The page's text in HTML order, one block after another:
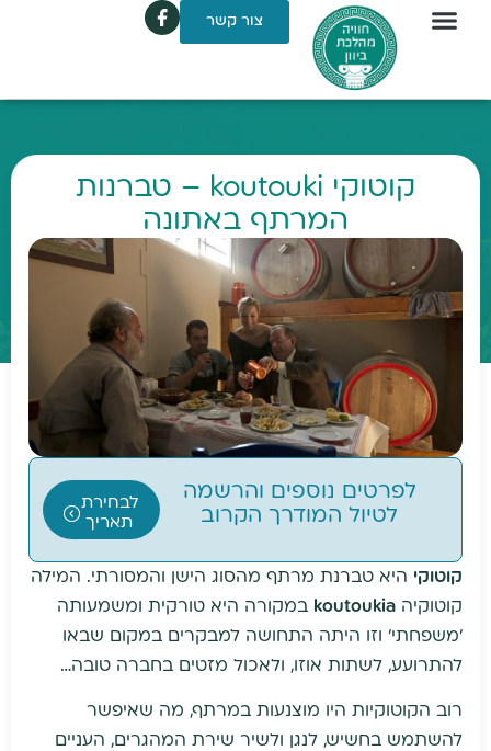
צור קשר
קוטוקי koutouki – טברנות
המרתף באתונה
לפרטים נוספים והרשמה
לטיול המודרך הקרוב
לבחירת
תאריך
קוטוקי היא טברנת מרתף מהסוג הישן והמסורתי. המילה
קוטוקיה koutoukia במקורה היא טורקית ומשמעותה
'משפחתי' וזו היתה התחושה למבקרים במקום שבאו
להתרועע, לשתות אוזו, ולאכול מזטים בחברה טובה…
רוב הקוטוקיות היו מוצנעות במרתף, מה שאיפשר
להשתמש בחשיש, לנגן ולשיר שירת המהגרים, העניים